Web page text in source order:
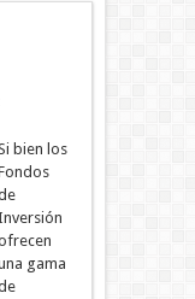
bien los
gama